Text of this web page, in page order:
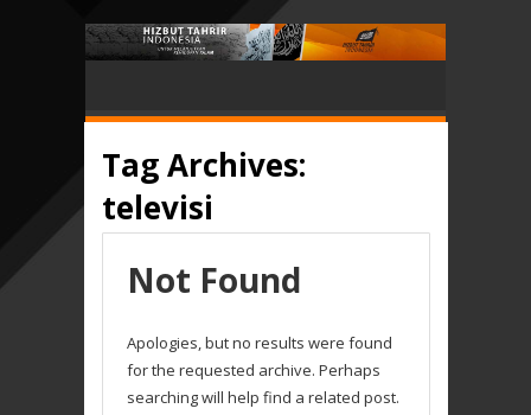
Tag Archives:
televisi
Not Found
Apologies, but no results were found
for the requested archive. Perhaps
searching will help find a related post.